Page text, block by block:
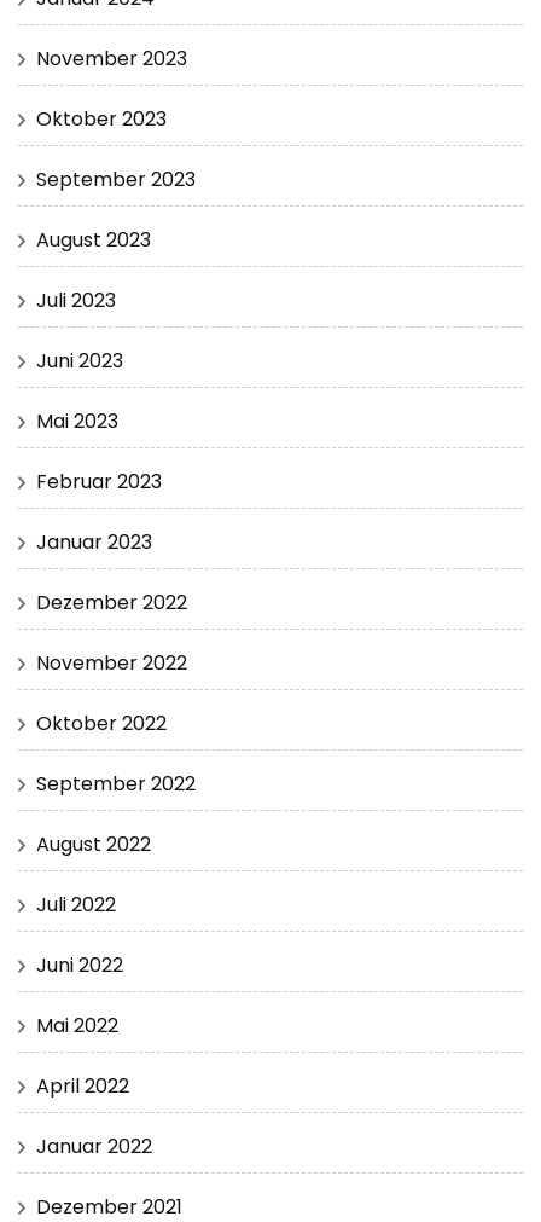
November 2023
Oktober 2023
September 2023
August 2023
Juli 2023
Juni 2023
Mai 2023
Februar 2023
Januar 2023
Dezember 2022
November 2022
Oktober 2022
September 2022
August 2022
Juli 2022
Juni 2022
Mai 2022
April 2022
Januar 2022
Dezember 2021